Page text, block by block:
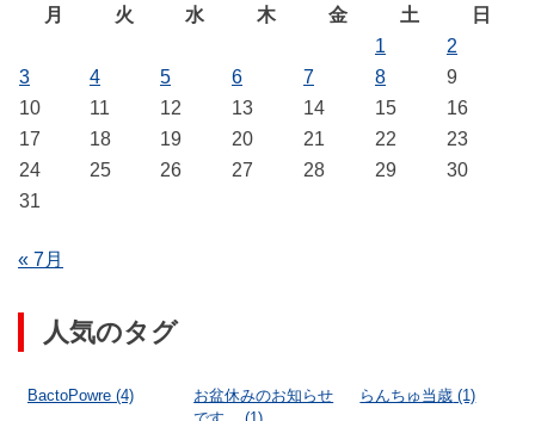
月
火 水 木 金 土
日
1
2
3
4 5 6 7 8
9
10
11 12 13 14 15
16
17
18 19 20 21 22
23
24
25 26 27 28 29
30
31
« 7月
人気のタグ
BactoPowre (4)
お盆休みのお知らせ
らんちゅ当歳 (1)